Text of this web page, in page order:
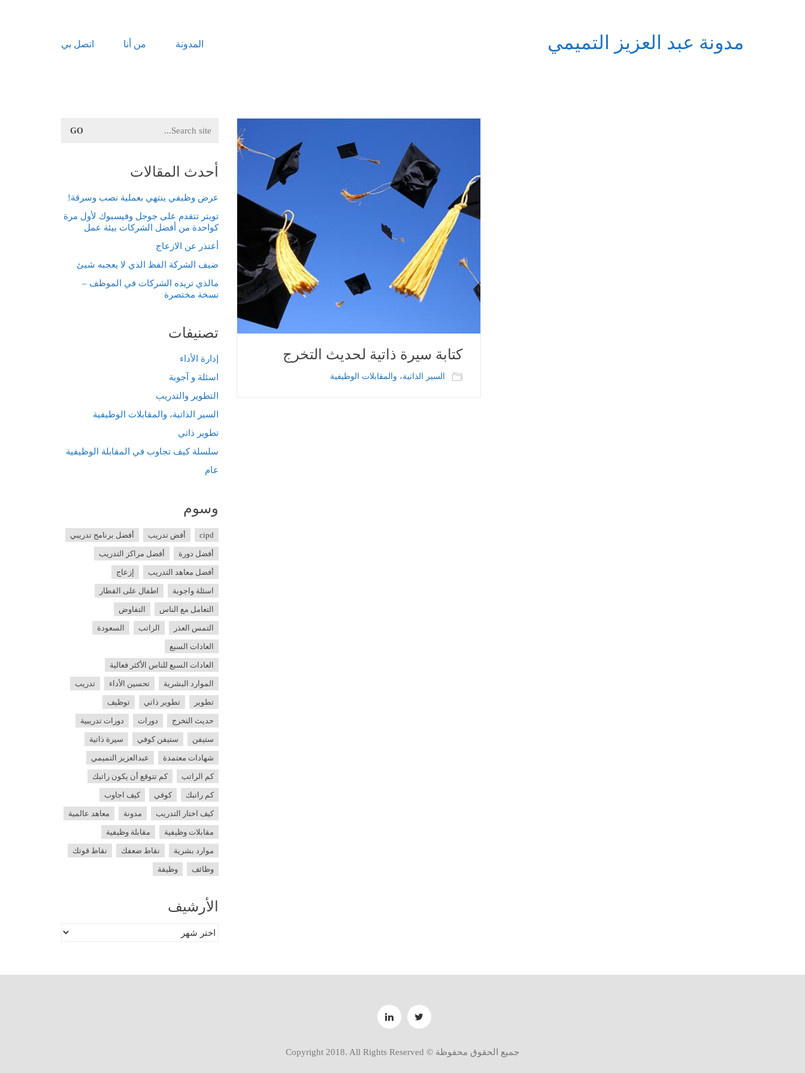
مدونة عبد العزيز التميمي المدونة من أنا اتصل بي
كتابة سيرة ذاتية لحديث التخرج
السير الذاتية، والمقابلات الوظيفية
for:
أحدث المقالات
عرض وظيفي ينتهي بعملية نصب وسرقة!
تويتر تتقدم على جوجل وفيسبوك لأول مرة
كواحدة من أفضل الشركات بيئة عمل
أعتذر عن الازعاج
ضيف الشركة الفظ الذي لا يعجبه شيئ
مالذي تريده الشركات في الموظف –
نسخة مختصرة
تصنيفات
إدارة الأداء
اسئلة و آجوبة
التطوير والتدريب
السير الذاتية، والمقابلات الوظيفية
تطوير ذاتي
سلسلة كيف تجاوب في المقابلة الوظيفية
عام
وسوم
cipd أفض تدريب أفضل برنامج تدريبي
أفضل دورة أفضل مراكز التدريب
أفضل معاهد التدريب إزعاج
اسئلة واجوبة اطفال على القطار
التعامل مع الناس التفاوض
التمس العذر الراتب السعودة
العادات السبع
العادات السبع للناس الأكثر فعالية
الموارد البشرية تحسين الأداء تدريب
تطوير تطوير ذاتي توظيف
حديث التخرج دورات دورات تدريبية
ستيفن ستيفن كوفي سيرة ذاتية
شهادات معتمدة عبدالعزيز التميمي
كم الراتب كم تتوقع أن يكون راتبك
كم راتبك كوفي كيف اجاوب
كيف اختار التدريب مدونة معاهد عالمية
مقابلات وظيفية مقابلة وظيفية
موارد بشرية نقاط ضعفك نقاط قوتك
وظائف وظيفة
الأرشيف
الأرشيف
جميع الحقوق محفوظة © Copyright 2018. All Rights Reserved